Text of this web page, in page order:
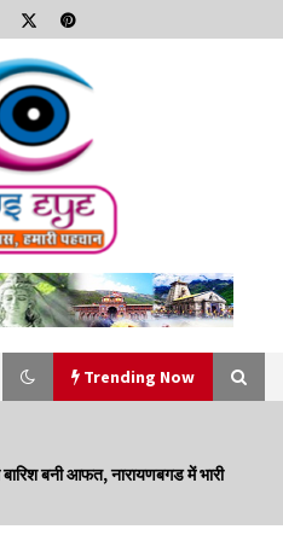
Trending Now
Day : विश्व अल्पसंख्यक अधिकार दिवस
सीएम,आधुनिक मदरसों का नाम अब्दुल कलाम के नाम
बनी आफत, नारायणबगड में भारी